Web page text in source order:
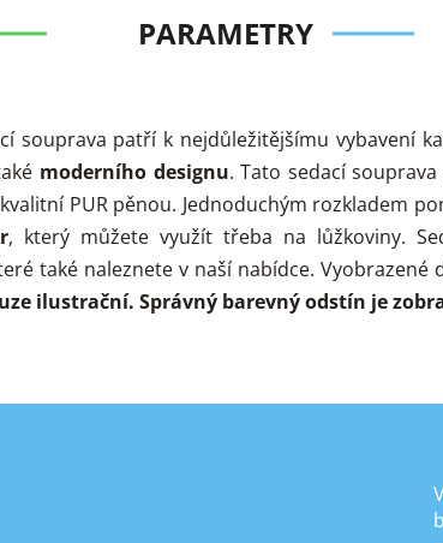
PARAMETRY
souprava patří k nejdůležitějšímu vybavení
moderního designu. Tato sedací
PUR pěnou. Jednoduchým rozkladem
, který můžete využít třeba na lůžkoviny.
také naleznete v naší nabídce.
ilustrační. Správný barevný odstín je